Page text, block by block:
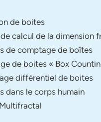
de boites
calcul de la dimension
de comptage de boîtes
de boites « Box
différentiel de boites
dans le corps humain